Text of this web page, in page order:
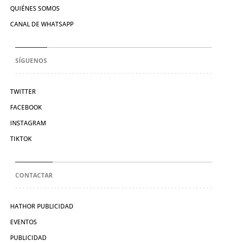
QUIÉNES SOMOS
CANAL DE WHATSAPP
SÍGUENOS
TWITTER
FACEBOOK
INSTAGRAM
TIKTOK
CONTACTAR
HATHOR PUBLICIDAD
EVENTOS
PUBLICIDAD